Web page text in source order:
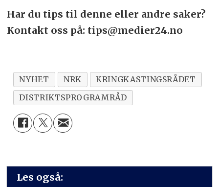
Har du tips til denne eller andre saker?
Kontakt oss på: tips@medier24.no
NYHET NRK
KRINGKASTINGSRÅDET
DISTRIKTSPROGRAMRÅD
Les også: